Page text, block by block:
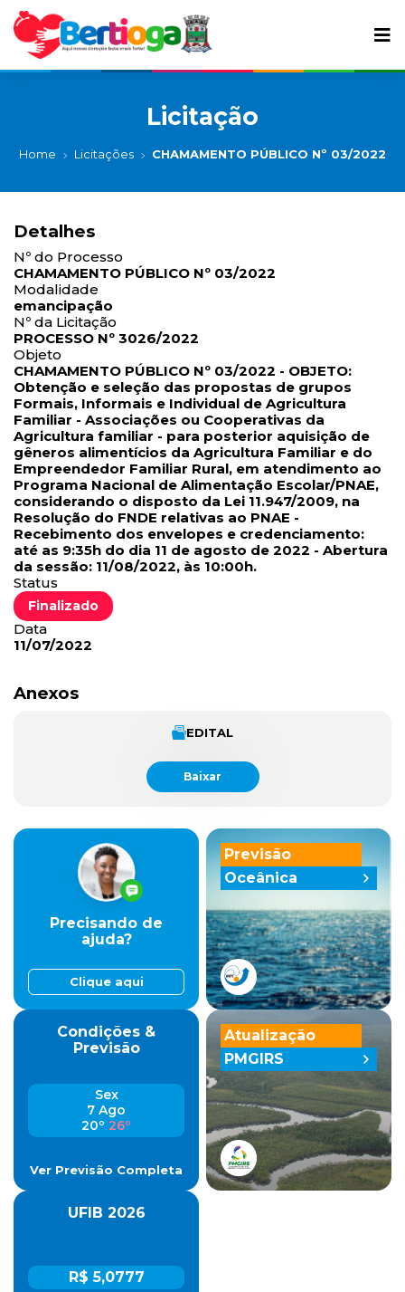
Licitação
Home Licitações CHAMAMENTO PÚBLICO Nº 03/2022
Detalhes
Nº do Processo
CHAMAMENTO PÚBLICO Nº 03/2022
Modalidade
emancipação
Nº da Licitação
PROCESSO Nº 3026/2022
Objeto
CHAMAMENTO PÚBLICO Nº 03/2022 - OBJETO:
Obtenção e seleção das propostas de grupos
Formais, Informais e Individual de Agricultura
Familiar - Associações ou Cooperativas da
Agricultura familiar - para posterior aquisição de
gêneros alimentícios da Agricultura Familiar e do
Empreendedor Familiar Rural, em atendimento ao
Programa Nacional de Alimentação Escolar/PNAE,
considerando o disposto da Lei 11.947/2009, na
Resolução do FNDE relativas ao PNAE -
Recebimento dos envelopes e credenciamento:
até as 9:35h do dia 11 de agosto de 2022 - Abertura
da sessão: 11/08/2022, às 10:00h.
Status
Finalizado
Data
11/07/2022
Anexos
EDITAL
Baixar
Previsão
Oceânica
Precisando de
ajuda?
Clique aqui
Condições &
Previsão
Sex
7 Ago
20º 26º
Ver Previsão Completa
UFIB 2026
R$ 5,0777
Atualização
PMGIRS